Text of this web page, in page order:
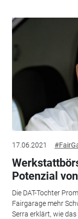
17.06.2021
Potenzial
Die DAT-Tochter
Fairgarage mehr
Serra erklärt, wie